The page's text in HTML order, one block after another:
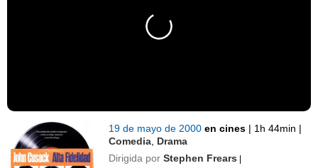
19 de mayo de 2000en cines | 1h 44min |
Comedia Drama
Dirigida por Stephen Frears |